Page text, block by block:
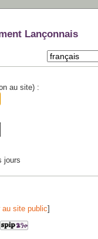
Lançonnais
au site) :
jours
au site public]